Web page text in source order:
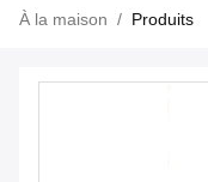
À la maison / Produits